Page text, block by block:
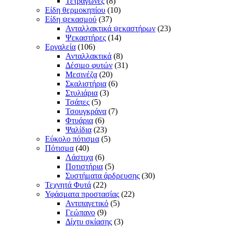
Είδη θερμοκηπίου (10)
Είδη ψεκασμού (37)
Ανταλλακτικά ψεκαστήρων (23)
Ψεκαστήρες (14)
Εργαλεία (106)
Ανταλλακτικά (8)
Δέσιμο φυτών (31)
Μεσινέζα (20)
Σκαλιστήρια (6)
Στυλιάρια (3)
Τσάπες (5)
Τσουγκράνα (7)
Φτυάρια (6)
Ψαλίδια (23)
Εύκολο πότισμα (5)
Πότισμα (40)
Λάστιχα (6)
Ποτιστήρια (5)
Συστήματα άρδρευσης (30)
Τεχνητά Φυτά (22)
Υφάσματα προστασίας (22)
Αντιπαγετικό (5)
Γεώπανο (9)
Δίχτυ σκίασης (3)